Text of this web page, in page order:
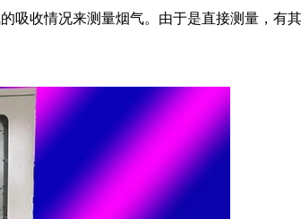
吸收情况来测量烟气。由于是直接测量，有